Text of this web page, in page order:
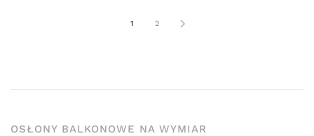
1 2
OSŁONY BALKONOWE NA WYMIAR